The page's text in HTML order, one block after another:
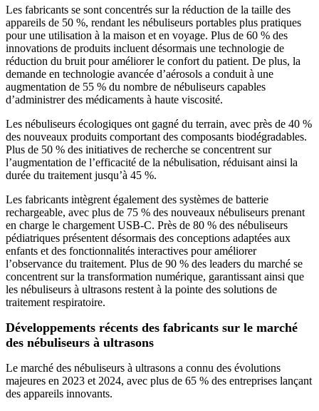
Les fabricants se sont concentrés sur la réduction de la taille des
appareils de 50 %, rendant les nébuliseurs portables plus pratiques
pour une utilisation à la maison et en voyage. Plus de 60 % des
innovations de produits incluent désormais une technologie de
réduction du bruit pour améliorer le confort du patient. De plus, la
demande en technologie avancée d’aérosols a conduit à une
augmentation de 55 % du nombre de nébuliseurs capables
d’administrer des médicaments à haute viscosité.
Les nébuliseurs écologiques ont gagné du terrain, avec près de 40 %
des nouveaux produits comportant des composants biodégradables.
Plus de 50 % des initiatives de recherche se concentrent sur
l’augmentation de l’efficacité de la nébulisation, réduisant ainsi la
durée du traitement jusqu’à 45 %.
Les fabricants intègrent également des systèmes de batterie
rechargeable, avec plus de 75 % des nouveaux nébuliseurs prenant
en charge le chargement USB-C. Près de 80 % des nébuliseurs
pédiatriques présentent désormais des conceptions adaptées aux
enfants et des fonctionnalités interactives pour améliorer
l’observance du traitement. Plus de 90 % des leaders du marché se
concentrent sur la transformation numérique, garantissant ainsi que
les nébuliseurs à ultrasons restent à la pointe des solutions de
traitement respiratoire.
Développements récents des fabricants sur le marché
des nébuliseurs à ultrasons
Le marché des nébuliseurs à ultrasons a connu des évolutions
majeures en 2023 et 2024, avec plus de 65 % des entreprises lançant
des appareils innovants.